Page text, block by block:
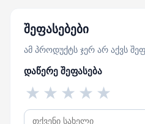
შეფასებები
ამ პროდუქტს ჯერ არ აქვს
დაწერე შეფასება
★
★
★
★
★